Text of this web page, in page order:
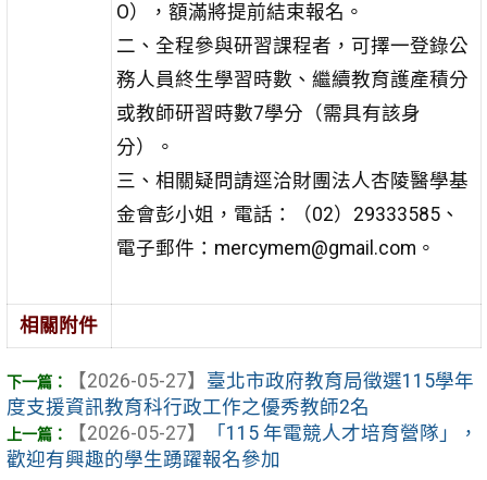
O），額滿將提前結束報名。
二、全程參與研習課程者，可擇一登錄公
務人員終生學習時數、繼續教育護產積分
或教師研習時數7學分（需具有該身
分）。
三、相關疑問請逕洽財團法人杏陵醫學基
金會彭小姐，電話：（02）29333585、
電子郵件：mercymem@gmail.com。
相關附件
【2026-05-27】 臺北市政府教育局徵選115學年
度支援資訊教育科行政工作之優秀教師2名
【2026-05-27】
「115 年電競人才培育營隊」，
歡迎有興趣的學生踴躍報名參加